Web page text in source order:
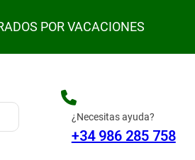
POR VACACIONES
¿Necesitas ayuda?
+34 986 285 758